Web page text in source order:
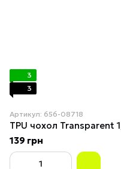
3
3
Артикул: 656-08718
139 грн